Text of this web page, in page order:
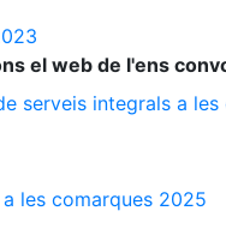
el web de l'ens
serveis integrals a les
les comarques 2025